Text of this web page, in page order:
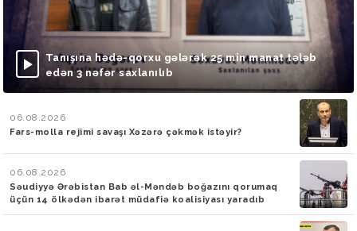
Tanışına hədə-qorxu gələrək 25 min manat tələb
edən 3 nəfər saxlanılıb
06.08.2026
Fars-molla rejimi savaşı Xəzərə çəkmək istəyir?
06.08.2026
Səudiyyə Ərəbistan Bab əl-Məndəb boğazını qorumaq
üçün 14 ölkədən ibarət müdafiə koalisiyası yaradıb